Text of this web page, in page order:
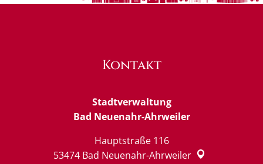
Kontakt
Stadtverwaltung
Bad Neuenahr-Ahrweiler
Hauptstraße 116
53474 Bad Neuenahr-Ahrweiler